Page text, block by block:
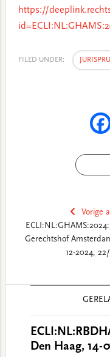
https://
FILED UNDER:
Vorige
Gerechtshof
12-2024,
Den Haag, 14-